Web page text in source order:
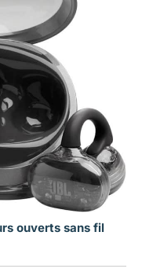
ouverts sans fil